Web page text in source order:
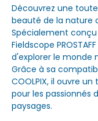
Découvrez une
beauté de la nature
Spécialement
Fieldscope
d'explorer le monde
Grâce à sa
COOLPIX, il ouvre
pour les passionnés
paysages.